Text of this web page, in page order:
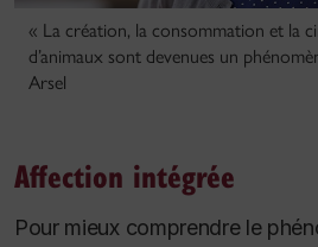
« La création, la consommation et la
d’animaux sont devenues un
Arsel
Affection intégrée
Pour mieux comprendre le